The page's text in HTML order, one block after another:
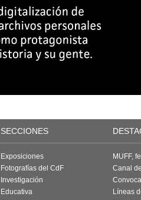
SECCIONES
Exposiciones
Fotografías del CdF
Investigación
Educativa
MUFF,
Canal
Líneas